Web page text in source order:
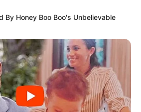
kelahiran Semarang, Jawa
Ribero?
Aurora Ribero.
Ribero menjadi terkenal?
filmSusah Sinyal (2017).
By Honey Boo Boo's Unbelievable